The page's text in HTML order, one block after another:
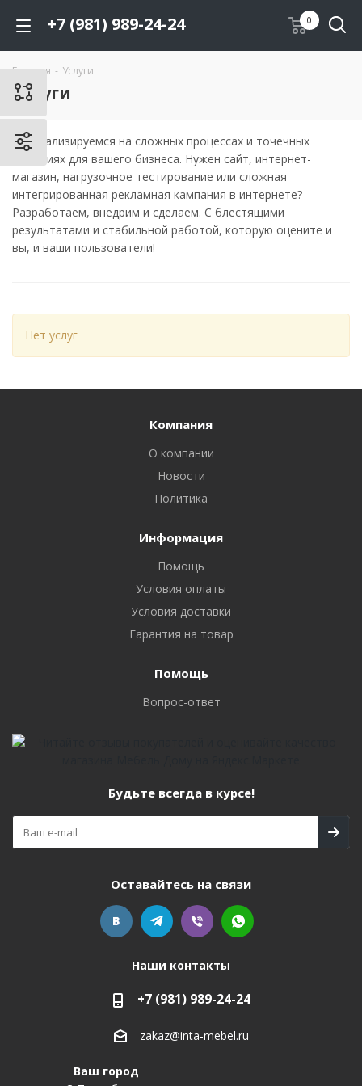
+7 (981) 989-24-24 0
Главная - Услуги
Услуги
Специализируемся на сложных процессах и точечных
решениях для вашего бизнеса. Нужен сайт, интернет-
магазин, нагрузочное тестирование или сложная
интегрированная рекламная кампания в интернете?
Разработаем, внедрим и сделаем. С блестящими
результатами и стабильной работой, которую оцените и
вы, и ваши пользователи!
Нет услуг
Компания
О компании
Новости
Политика
Информация
Помощь
Условия оплаты
Условия доставки
Гарантия на товар
Помощь
Вопрос-ответ
Будьте всегда в курсе!
Оставайтесь на связи
Наши контакты
+7 (981) 989-24-24
zakaz@inta-mebel.ru
Ваш город